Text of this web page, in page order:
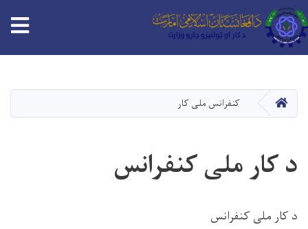
content
HOME کنفرانس ملی کار
د کار ملی کنفرانس
د کار ملی کنفرانس